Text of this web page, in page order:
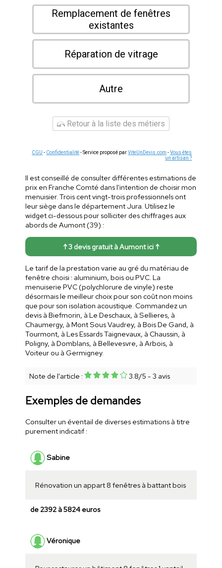
Remplacement de fenêtres
existantes
Réparation de vitrage
Autre
Retour à la liste des métiers
CGU - Confidentialité- Service proposé parViteUnDevis.com -Vous êtes
un artisan ?
Il est conseillé de consulter différentes estimations de
prix en Franche Comté dans l'intention de choisir mon
menuisier. Trois cent vingt-trois professionnels ont
leur siège dans le département Jura. Utilisez le
widget ci-dessous pour solliciter des chiffrages aux
abords de Aumont (39) :
↑ 3 devis gratuit à Aumont ici ↑
Le tarif de la prestation varie au gré du matériau de
fenêtre choisi : aluminium, bois ou PVC. La
menuiserie PVC (polychlorure de vinyle) reste
désormais le meilleur choix pour son coût non moins
que pour son isolation acoustique. Commandez un
devis à Biefmorin, à Le Deschaux, à Sellieres, à
Chaumergy, à Mont Sous Vaudrey, à Bois De Gand, à
Tourmont, à Les Essards Taignevaux, à Chaussin, à
Poligny, à Domblans, à Bellevesvre, à Arbois, à
Voiteur ou à Germigney.
Note de l'article : 3.8/5 - 3 avis
Exemples de demandes
Consulter un éventail de diverses estimations à titre
purement indicatif :
Sabine
Rénovation un appart 8 fenêtres à battant bois
de 2392 à 5824 euros
Véronique